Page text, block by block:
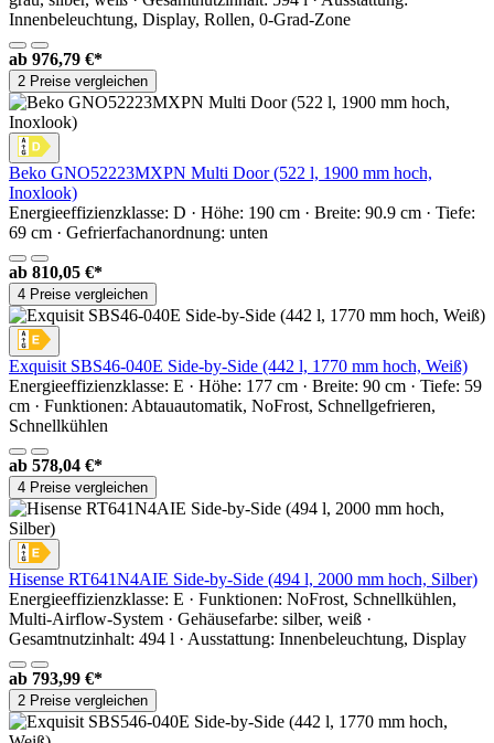
Innenbeleuchtung, Display, Rollen, 0-Grad-Zone
ab 976,79 €*
2 Preise vergleichen
Beko GNO52223MXPN Multi Door (522 l, 1900 mm hoch,
Inoxlook)
Energieeffizienzklasse: D · Höhe: 190 cm · Breite: 90.9 cm · Tiefe:
69 cm · Gefrierfachanordnung: unten
ab 810,05 €*
4 Preise vergleichen
Exquisit SBS46-040E Side-by-Side (442 l, 1770 mm hoch, Weiß)
Energieeffizienzklasse: E · Höhe: 177 cm · Breite: 90 cm · Tiefe: 59
cm · Funktionen: Abtauautomatik, NoFrost, Schnellgefrieren,
Schnellkühlen
ab 578,04 €*
4 Preise vergleichen
Hisense RT641N4AIE Side-by-Side (494 l, 2000 mm hoch, Silber)
Energieeffizienzklasse: E · Funktionen: NoFrost, Schnellkühlen,
Multi-Airflow-System · Gehäusefarbe: silber, weiß ·
Gesamtnutzinhalt: 494 l · Ausstattung: Innenbeleuchtung, Display
ab 793,99 €*
2 Preise vergleichen